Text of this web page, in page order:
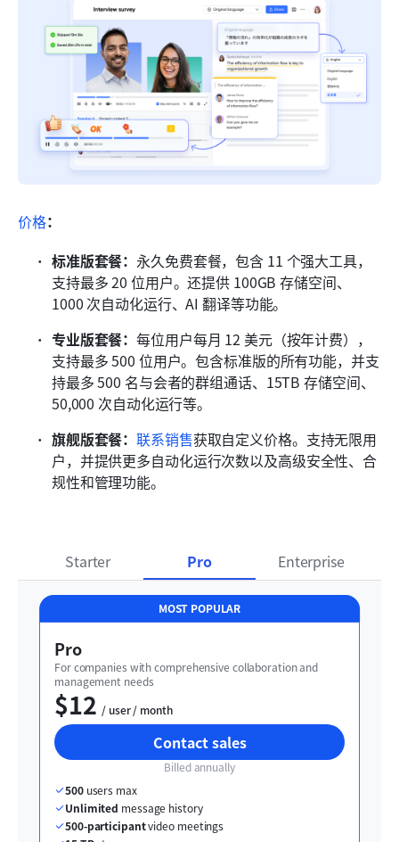
价格：
标准版套餐： 永久免费套餐，包含 11 个强大工具，
支持最多 20 位用户。还提供 100GB 存储空间、
1000 次自动化运行、AI 翻译等功能。
专业版套餐：每位用户每月 12 美元（按年计费），
支持最多 500 位用户。包含标准版的所有功能，并支
持最多 500 名与会者的群组通话、15TB 存储空间、
50,000 次自动化运行等。
旗舰版套餐：联系销售获取自定义价格。支持无限用
户，并提供更多自动化运行次数以及高级安全性、合
规性和管理功能。
Starter Pro Enterprise
MOST POPULAR
Pro
For companies with comprehensive collaboration and
management needs
$12
  / user / month
Contact sales
Billed annually
500 users max
Unlimited message history
500-participant video meetings